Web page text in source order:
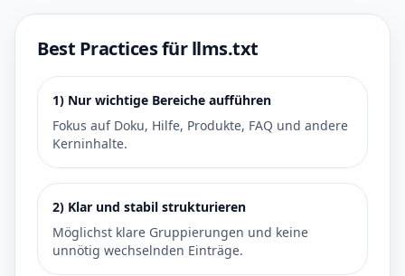
Best Practices für llms.txt
1) Nur wichtige Bereiche aufführen
Fokus auf Doku, Hilfe, Produkte, FAQ und andere
Kerninhalte.
2) Klar und stabil strukturieren
Möglichst klare Gruppierungen und keine
unnötig wechselnden Einträge.